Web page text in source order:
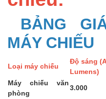
BẢNG
MÁY CHIẾU
Loại máy chiếu
Độ sáng
Lumens)
Máy chiếu văn
phòng
3.000